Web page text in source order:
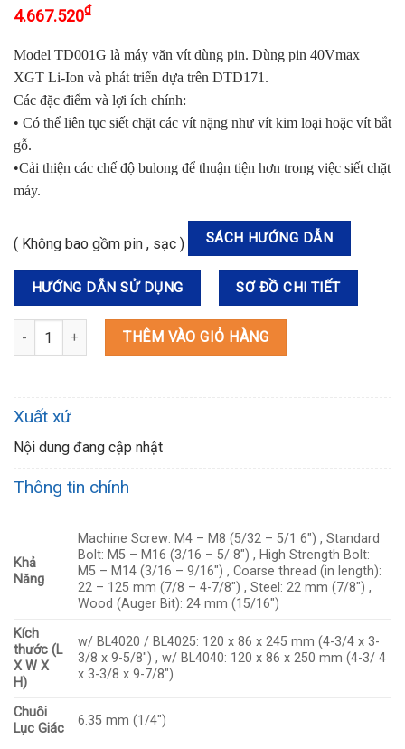
4.667.520₫
Model TD001G là máy văn vít dùng pin. Dùng pin 40Vmax
XGT Li-Ion và phát triển dựa trên DTD171.
Các đặc điểm và lợi ích chính:
• Có thể liên tục siết chặt các vít nặng như vít kim loại hoặc vít bắt
gỗ.
•Cải thiện các chế độ bulong để thuận tiện hơn trong việc siết chặt
máy.
( Không bao gồm pin , sạc ) SÁCH HƯỚNG DẪN
HƯỚNG DẪN SỬ DỤNG SƠ ĐỒ CHI TIẾT
TD001GZ MÁY VẶN VÍT DÙNG PIN(BL)(40V MAX) số lượng
THÊM VÀO GIỎ HÀNG
Xuất xứ
Nội dung đang cập nhật
Thông tin chính
Khả
Năng
Machine Screw: M4 – M8 (5/32 – 5/1 6″) , Standard
Bolt: M5 – M16 (3/16 – 5/ 8″) , High Strength Bolt:
M5 – M14 (3/16 – 9/16″) , Coarse thread (in length):
22 – 125 mm (7/8 – 4-7/8″) , Steel: 22 mm (7/8″) ,
Wood (Auger Bit): 24 mm (15/16″)
Kích
thước (L
X W X
H)
w/ BL4020 / BL4025: 120 x 86 x 245 mm (4-3/4 x 3-
3/8 x 9-5/8″) , w/ BL4040: 120 x 86 x 250 mm (4-3/ 4
x 3-3/8 x 9-7/8″)
Chuôi
Lục Giác
6.35 mm (1/4″)